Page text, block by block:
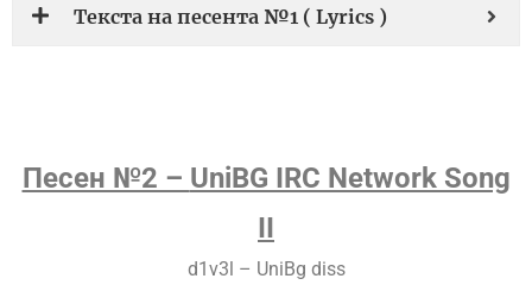
Текста на песента №1 ( Lyrics )
Песен №2 – UniBG IRC Network Song
II
d1v3l – UniBg diss